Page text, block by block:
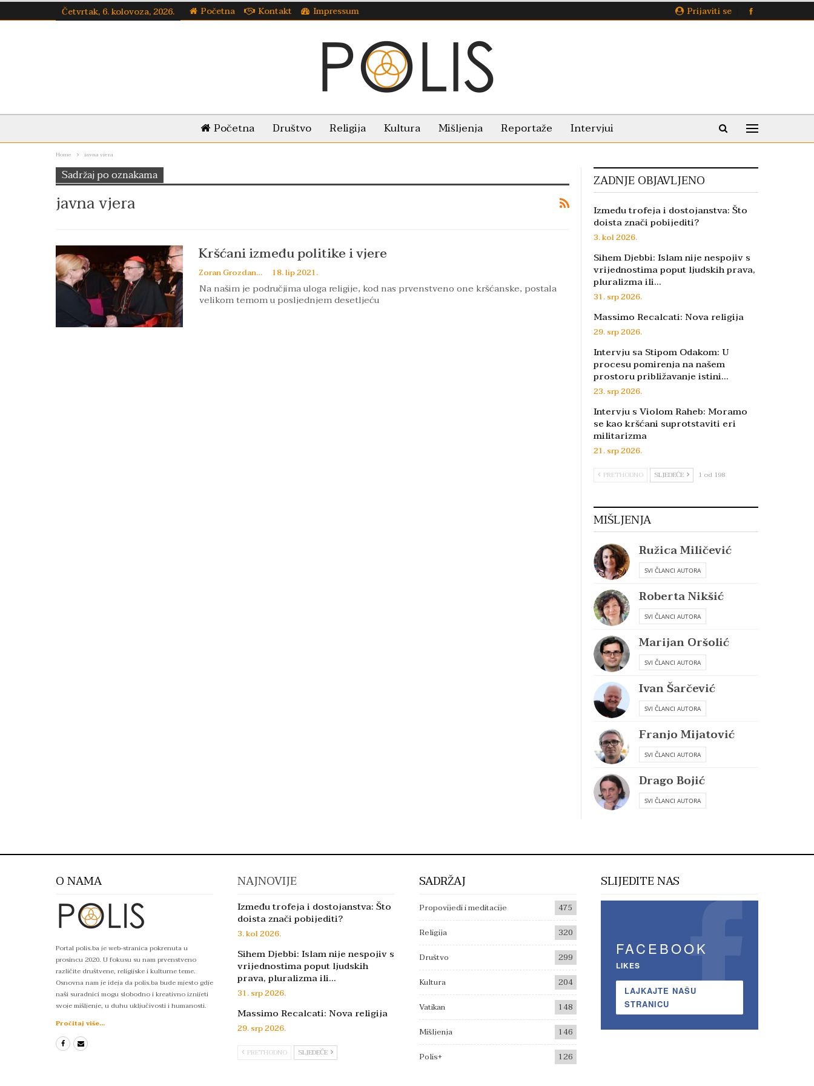
Prijaviti se
Četvrtak, 6. kolovoza, 2026. Početna Kontakt Impressum
Početna Društvo Religija Kultura Mišljenja Reportaže Intervjui
Home javna vjera
Sadržaj po oznakama
javna vjera
Kršćani između politike i vjere
Zoran Grozdanov 18. lip 2021.
Na našim je područjima uloga religije, kod nas prvenstveno one kršćanske, postala
velikom temom u posljednjem desetljeću
ZADNJE OBJAVLJENO
Između trofeja i dostojanstva: Što
doista znači pobijediti?
3. kol 2026.
Sihem Djebbi: Islam nije nespojiv s
vrijednostima poput ljudskih prava,
pluralizma ili…
31. srp 2026.
Massimo Recalcati: Nova religija
29. srp 2026.
Intervju sa Stipom Odakom: U
procesu pomirenja na našem
prostoru približavanje istini…
23. srp 2026.
Intervju s Violom Raheb: Moramo
se kao kršćani suprotstaviti eri
militarizma
21. srp 2026.
PRETHODNO SLJEDEĆE 1 od 198
MIŠLJENJA
Ružica Miličević
SVI ČLANCI AUTORA
Roberta Nikšić
SVI ČLANCI AUTORA
Marijan Oršolić
SVI ČLANCI AUTORA
Ivan Šarčević
SVI ČLANCI AUTORA
Franjo Mijatović
SVI ČLANCI AUTORA
Drago Bojić
SVI ČLANCI AUTORA
O NAMA
Portal polis.ba je web-stranica pokrenuta u
prosincu 2020. U fokusu su nam prvenstveno
različite društvene, religijske i kulturne teme.
Osnovna nam je ideja da polis.ba bude mjesto gdje
naši suradnici mogu slobodno i kreativno iznijeti
svoje mišljenje, u duhu uključivosti i humanosti.
Pročitaj više...
NAJNOVIJE
Između trofeja i dostojanstva: Što
doista znači pobijediti?
3. kol 2026.
Sihem Djebbi: Islam nije nespojiv s
vrijednostima poput ljudskih
prava, pluralizma ili…
31. srp 2026.
Massimo Recalcati: Nova religija
29. srp 2026.
PRETHODNO SLJEDEĆE
SADRŽAJ
Propovijedi i meditacije
475
Religija
320
Društvo
299
Kultura
204
Vatikan
148
Mišljenja
146
Polis+
126
SLIJEDITE NAS
FACEBOOK
LIKES
LAJKAJTE NAŠU
STRANICU